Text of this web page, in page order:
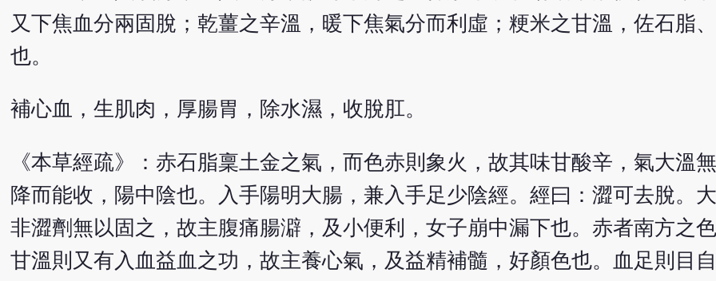
又下焦血分兩固脫；乾薑之辛溫，暖下焦氣分而利虛；粳米之甘溫，佐石脂
也。
補心血，生肌肉，厚腸胃，除水濕，收脫肛。
《本草經疏》：赤石脂稟土金之氣，而色赤則象火，故其味甘酸辛，氣大溫
降而能收，陽中陰也。入手陽明大腸，兼入手足少陰經。經曰：澀可去脫。
非澀劑無以固之，故主腹痛腸澼，及小便利，女子崩中漏下也。赤者南方之
甘溫則又有入血益血之功，故主養心氣，及益精補髓，好顏色也。血足則目